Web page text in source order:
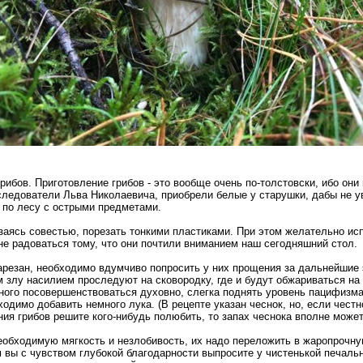
Приготовление грибов - это вообще очень по-толстовски, ибо они
Льва Николаевича, приобрели белые у старушки, дабы не
лесу с острыми предметами.
совестью, порезать тонкими пластиками. При этом желательно
тому, что они почтили вниманием наш сегодняшний стол.
необходимо вдумчиво попросить у них прощения за дальнейшие
злу насилием проследуют на сковородку, где и будут обжариваться
посовершенствоваться духовно, слегка поднять уровень
добавить немного лука. (В рецепте указан чеснок, но, если
грибов решите кого-нибудь полюбить, то запах чеснока вполне
мягкость и незлобивость, их надо переложить в
с чувством глубокой благодарности выпросите у чистенькой